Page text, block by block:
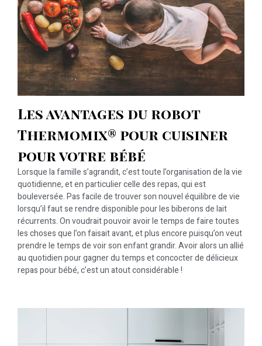
Les avantages du robot
Thermomix® pour cuisiner
pour votre bébé
Lorsque la famille s’agrandit, c’est toute l’organisation de la vie
quotidienne, et en particulier celle des repas, qui est
bouleversée. Pas facile de trouver son nouvel équilibre de vie
lorsqu’il faut se rendre disponible pour les biberons de lait
récurrents. On voudrait pouvoir avoir le temps de faire toutes
les choses que l’on faisait avant, et plus encore puisqu’on veut
prendre le temps de voir son enfant grandir. Avoir alors un allié
au quotidien pour gagner du temps et concocter de délicieux
repas pour bébé, c’est un atout considérable !